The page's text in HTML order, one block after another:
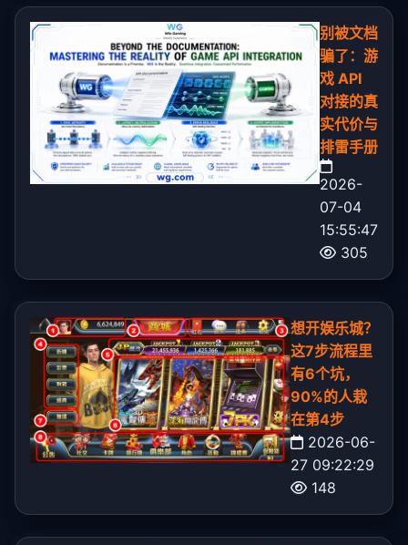
别被文档
骗了：游
戏 API
对接的真
实代价与
排雷手册
2026-
07-04
15:55:47
305
想开娱乐城？
这7步流程里
有6个坑，
90%的人栽
在第4步
2026-06-
27 09:22:29
148